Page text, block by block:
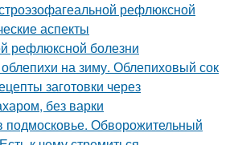
рефлюксной
аспекты
рефлюксной болезни
на зиму. Облепиховый сок
заготовки через
без варки
Обворожительный